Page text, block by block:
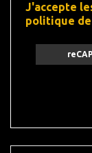
J'accepte
politique